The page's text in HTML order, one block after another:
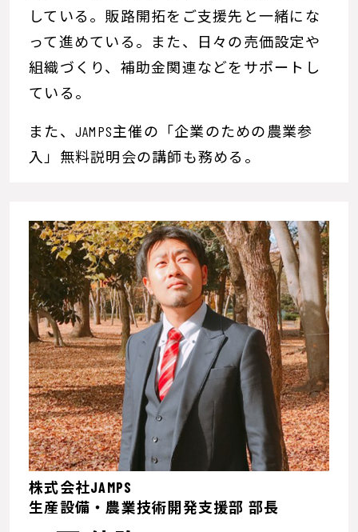
している。販路開拓をご支援先と一緒にな
って進めている。また、日々の売価設定や
組織づくり、補助金関連などをサポートし
ている。
また、JAMPS主催の「企業のための農業参
入」無料説明会の講師も務める。
株式会社JAMPS
生産設備・農業技術開発支援部 部長